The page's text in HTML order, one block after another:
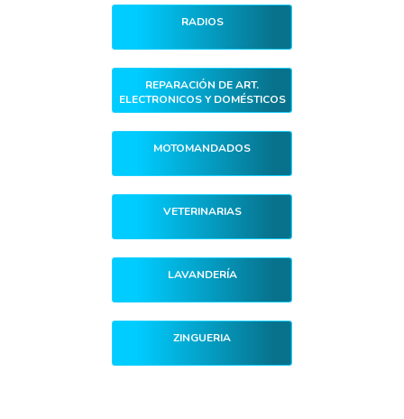
RADIOS
REPARACIÓN DE ART.
ELECTRONICOS Y DOMÉSTICOS
MOTOMANDADOS
VETERINARIAS
LAVANDERÍA
ZINGUERIA